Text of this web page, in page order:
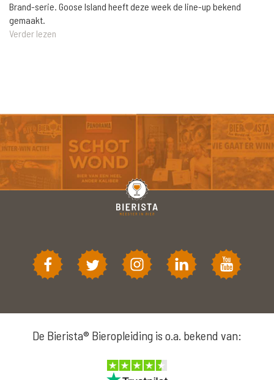
Brand-serie. Goose Island heeft deze week de line-up bekend
gemaakt.
Verder lezen
De Bierista® Bieropleiding is o.a. bekend van: